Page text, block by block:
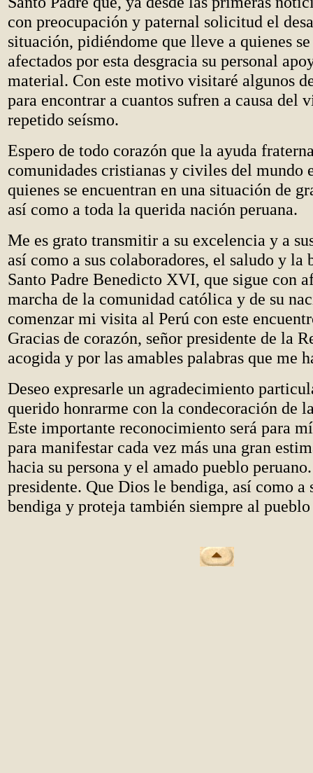
con preocupación y paternal solicitud el
situación, pidiéndome que lleve a quienes
afectados por esta desgracia su personal
material. Con este motivo visitaré algunos
para encontrar a cuantos sufren a causa del
repetido seísmo.
Espero de todo corazón que la ayuda
comunidades cristianas y civiles del mundo
quienes se encuentran en una situación de
así como a toda la querida nación peruana.
Me es grato transmitir a su excelencia y a
así como a sus colaboradores, el saludo y la
Santo Padre Benedicto XVI, que sigue con
marcha de la comunidad católica y de su
comenzar mi visita al Perú con este
Gracias de corazón, señor presidente de la
acogida y por las amables palabras que me
Deseo expresarle un agradecimiento
querido honrarme con la condecoración de
Este importante reconocimiento será para
para manifestar cada vez más una gran
hacia su persona y el amado pueblo
presidente. Que Dios le bendiga, así como
bendiga y proteja también siempre al